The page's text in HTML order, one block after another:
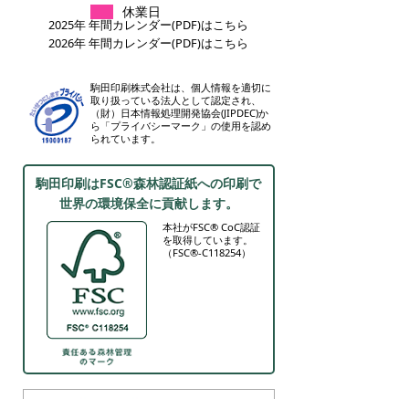
休業日
2025年 年間カレンダー(PDF)はこちら
2026年 年間カレンダー(PDF)はこちら
駒田印刷株式会社は、個人情報を適切に
取り扱っている法人として認定され、
（財）日本情報処理開発協会(JIPDEC)か
ら「プライバシーマーク」の使用を認め
られています。
駒田印刷はFSC®森林認証紙への印刷で
世界の環境保全に貢献します。
本社がFSC® CoC認証
を取得しています。
（FSC®-C118254）